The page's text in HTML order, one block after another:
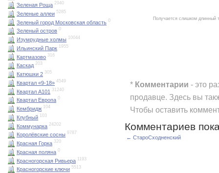
Зеленая Роща 2940
Зеленые аллеи 5285
Зеленый город Московская область 0
Зеленый остров 0
Изумрудные холмы 10044
Ильинский Парк 1955
Картмазово 316
Каскад 203
Катюшки 2 305
Квартал «9-18» 4549
Квартал А101 31240
Квартал Европа 0
Кембридж 104
Клубный 103
Коммунарка 24202
Королёвские сосны 9787
Красная Горка 320
Красная поляна 0
Красногорская Ривьера 1193
Красногорские ключи 5513
Получается слишком длинный
* Комментарии - это
продавце. Здесь вы
Чтобы оставить
Комментариев
← СтароСходненский